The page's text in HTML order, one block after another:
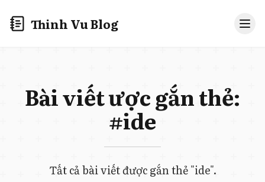
Thinh Vu Blog
Bài viết được gắn thẻ:
#ide
Tất cả bài viết được gắn thẻ "ide".